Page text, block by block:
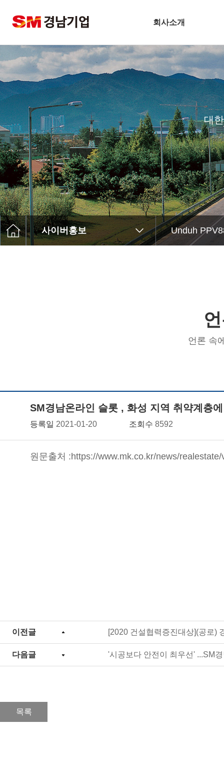
회사소개
온라인 슬롯개요
CEO 인사말
비전
주요연혁
경남슬롯사이트 볼트 메이저
안전보건방침
기술경영
환경경영
찾아오시는길
대
사이버홍보 Unduh
언론 속
SM경남온라인 슬롯 , 화성 지역 취약계층
등록일 2021-01-20 조회수 8592
원문출처 :https://www.mk.co.kr/news/
이전글 [2020 건설협력증진대상](공로)
다음글 '시공보다 안전이 최우선' ...SM
목록